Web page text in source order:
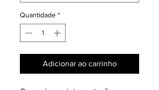
Quantidade *
Adicionar ao carrinho